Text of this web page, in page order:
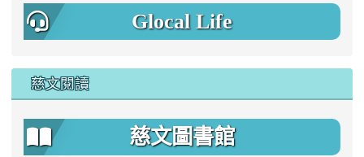
Glocal Life
慈文閱讀
慈文圖書館